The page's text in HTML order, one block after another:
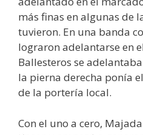
más finas en algunas de
tuvieron. En una banda
lograron adelantarse en
Ballesteros se
la pierna derecha ponía
de la portería local.
Con el uno a cero,